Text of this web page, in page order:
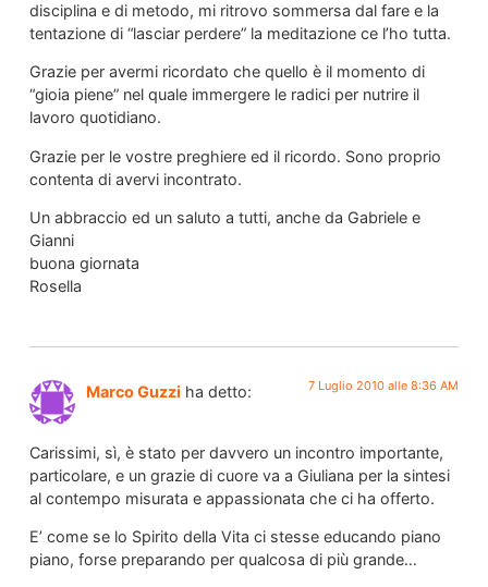
disciplina e di metodo, mi ritrovo sommersa dal fare e la
tentazione di “lasciar perdere” la meditazione ce l’ho tutta.
Grazie per avermi ricordato che quello è il momento di
“gioia piene” nel quale immergere le radici per nutrire il
lavoro quotidiano.
Grazie per le vostre preghiere ed il ricordo. Sono proprio
contenta di avervi incontrato.
Un abbraccio ed un saluto a tutti, anche da Gabriele e
Gianni
buona giornata
Rosella
Marco Guzzi ha detto: 7 Luglio 2010 alle 8:36 AM
Carissimi, sì, è stato per davvero un incontro importante,
particolare, e un grazie di cuore va a Giuliana per la sintesi
al contempo misurata e appassionata che ci ha offerto.
E’ come se lo Spirito della Vita ci stesse educando piano
piano, forse preparando per qualcosa di più grande…